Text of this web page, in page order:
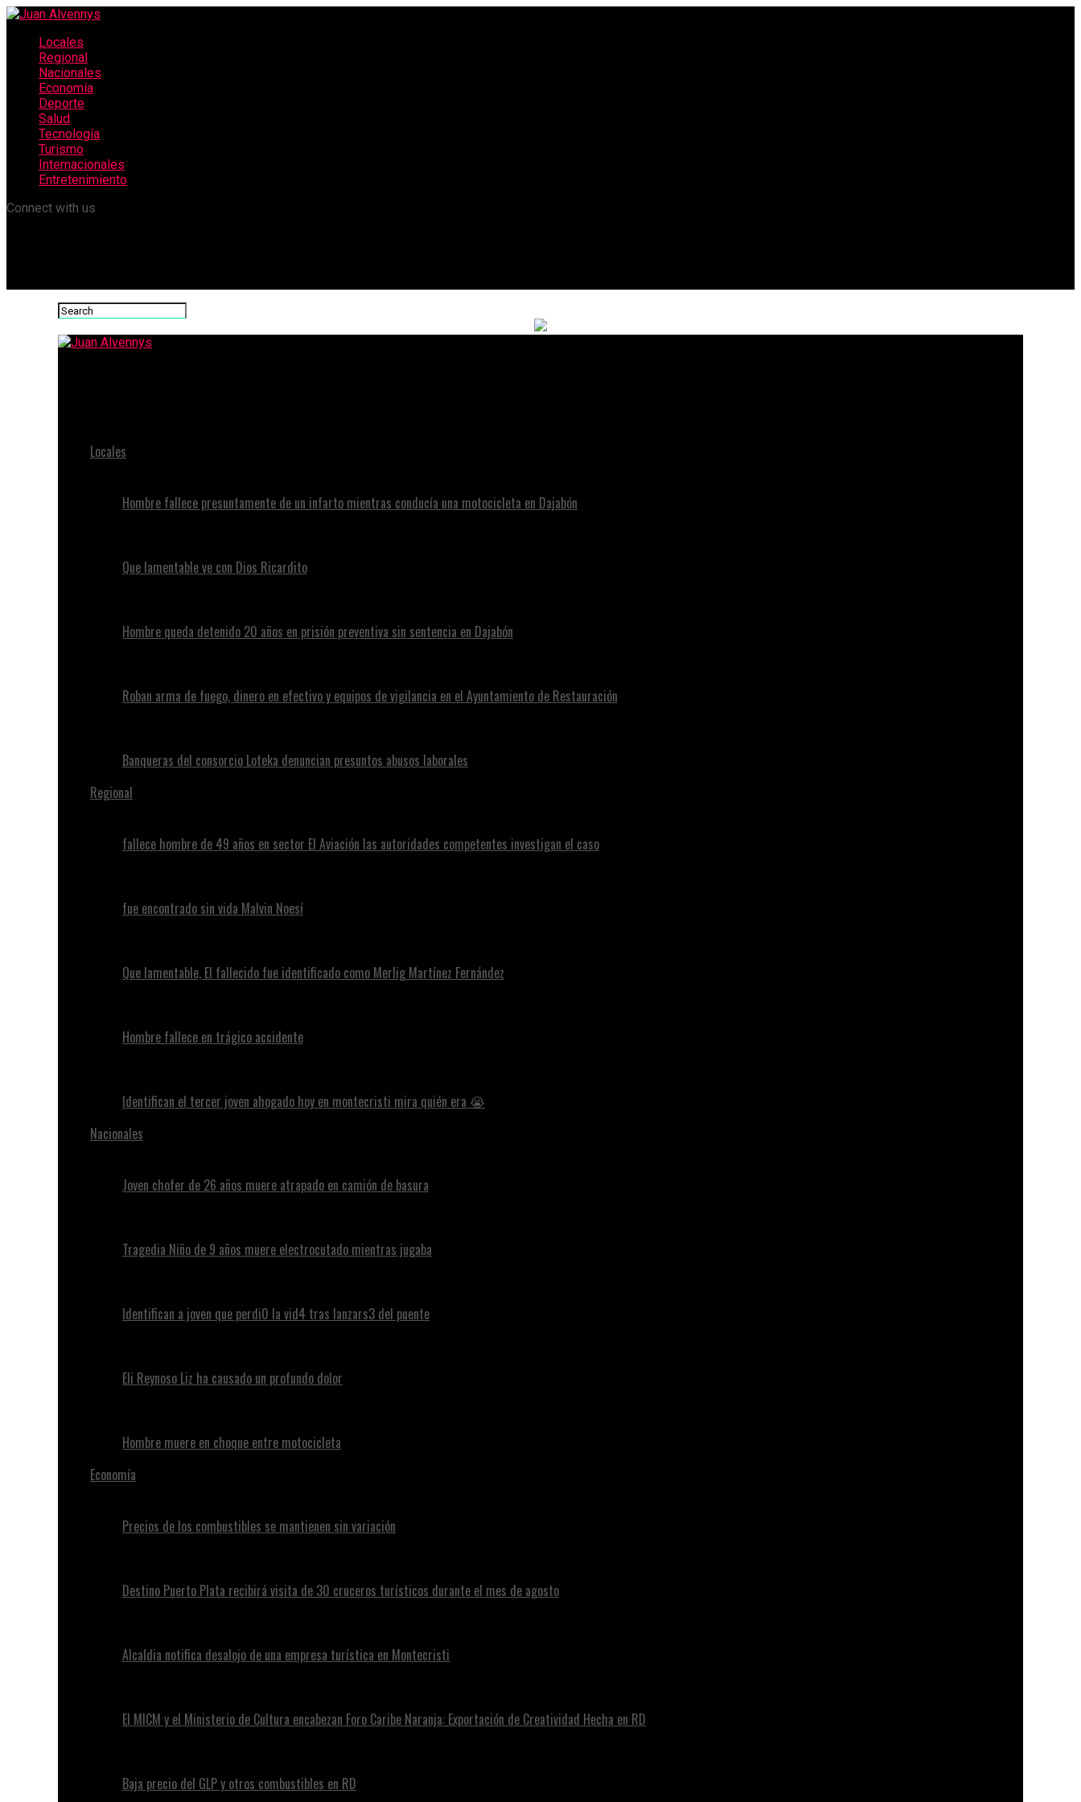
Locales
Regional
Nacionales
Economía
Deporte
Salud
Tecnología
Turismo
Internacionales
Entretenimiento
Connect with us
Locales
Hombre fallece presuntamente de un infarto mientras conducía una motocicleta en Dajabón
Que lamentable ve con Dios Ricardito
Hombre queda detenido 20 años en prisión preventiva sin sentencia en Dajabón
Roban arma de fuego, dinero en efectivo y equipos de vigilancia en el Ayuntamiento de Restauración
Banqueras del consorcio Loteka denuncian presuntos abusos laborales
Regional
fallece hombre de 49 años en sector El Aviación las autoridades competentes investigan el caso
fue encontrado sin vida Malvin Noesí
Que lamentable, El fallecido fue identificado como Merlig Martínez Fernández
Hombre fallece en trágico accidente
Identifican el tercer joven ahogado hoy en montecristi mira quién era 😭
Nacionales
Joven chofer de 26 años muere atrapado en camión de basura
Tragedia Niño de 9 años muere electrocutado mientras jugaba
Identifican a joven que perdi0 la vid4 tras lanzars3 del puente
Eli Reynoso Liz ha causado un profundo dolor
Hombre muere en choque entre motocicleta
Economía
Precios de los combustibles se mantienen sin variación
Destino Puerto Plata recibirá visita de 30 cruceros turísticos durante el mes de agosto
Alcaldia notifica desalojo de una empresa turística en Montecristi
El MICM y el Ministerio de Cultura encabezan Foro Caribe Naranja: Exportación de Creatividad Hecha en RD
Baja precio del GLP y otros combustibles en RD